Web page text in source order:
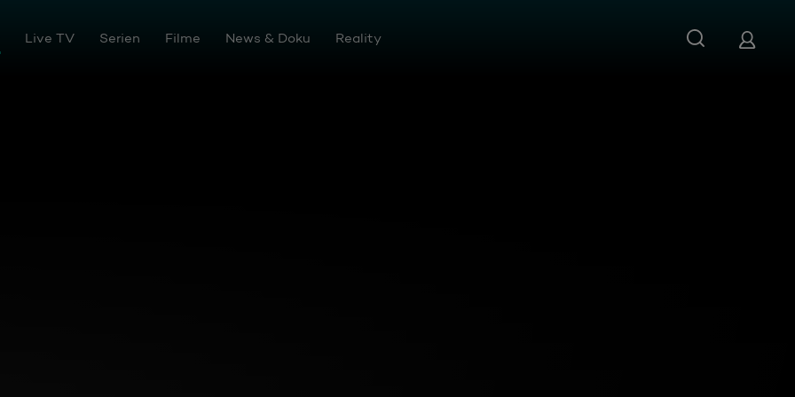
Live TV Serien Filme News & Doku Reality